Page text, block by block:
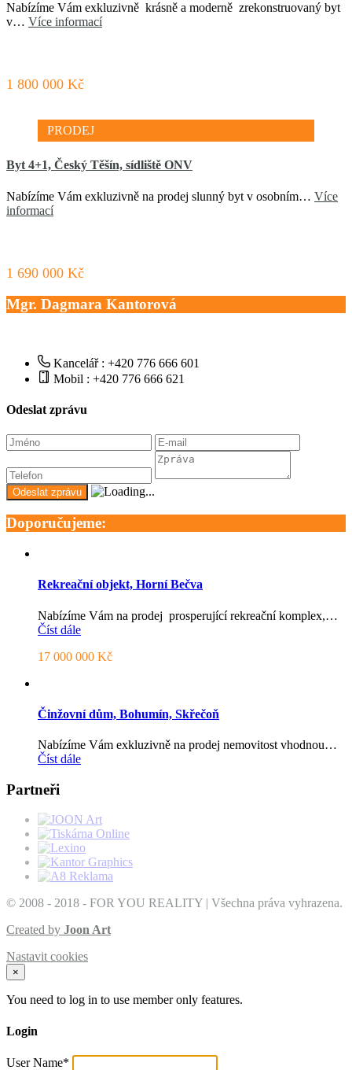
Nabízíme Vám exkluzivně krásně a moderně zrekonstruovaný byt
v… Více informací
1 800 000 Kč
PRODEJ
Byt 4+1, Český Těšín, sídliště ONV
Nabízíme Vám exkluzivně na prodej slunný byt v osobním… Více
informací
1 690 000 Kč
Mgr. Dagmara Kantorová
Kancelář : +420 776 666 601
Mobil : +420 776 666 621
Odeslat zprávu
Doporučujeme:
Rekreační objekt, Horní Bečva
Nabízíme Vám na prodej prosperující rekreační komplex,…
Číst dále
17 000 000 Kč
Činžovní dům, Bohumín, Skřečoň
Nabízíme Vám exkluzivně na prodej nemovitost vhodnou…
Číst dále
Partneři
© 2008 - 2018 - FOR YOU REALITY | Všechna práva vyhrazena.
Created by Joon Art
Nastavit cookies
×
You need to log in to use member only features.
Login
User Name*